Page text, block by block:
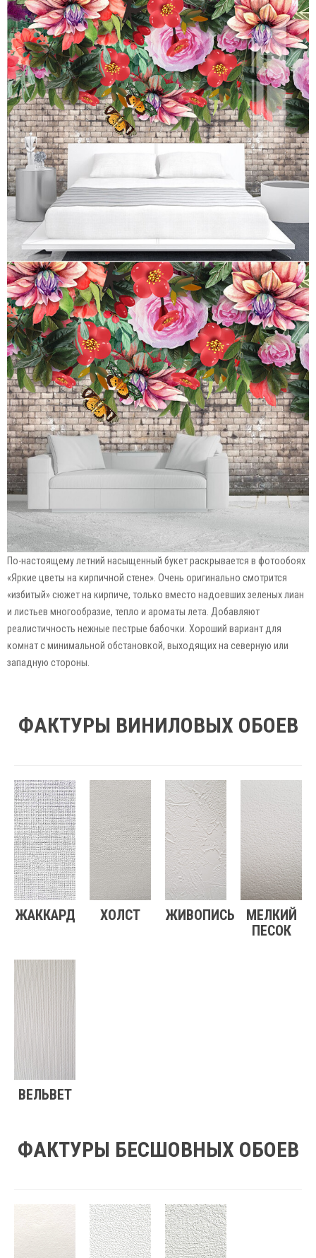
По-настоящему летний насыщенный букет раскрывается в фотообоях
«Яркие цветы на кирпичной стене». Очень оригинально смотрится
«избитый» сюжет на кирпиче, только вместо надоевших зеленых лиан
и листьев многообразие, тепло и ароматы лета. Добавляют
реалистичность нежные пестрые бабочки. Хороший вариант для
комнат с минимальной обстановкой, выходящих на северную или
западную стороны.
ФАКТУРЫ ВИНИЛОВЫХ ОБОЕВ
ЖАККАРД ХОЛСТ ЖИВОПИСЬ
МЕЛКИЙ
ПЕСОК
ВЕЛЬВЕТ
ФАКТУРЫ БЕСШОВНЫХ ОБОЕВ